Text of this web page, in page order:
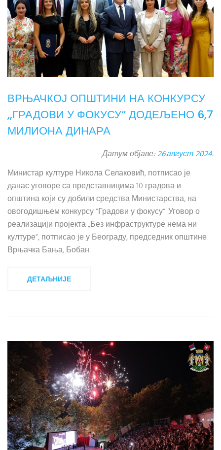
ВРЊАЧКОЈ ОПШТИНИ НА КОНКУРСУ
,,ГРАДОВИ У ФОКУСУ“ ДОДЕЉЕНО 6,7
МИЛИОНА ДИНАРА
Датум објаве:26.август 2024.
Министар културе Никола Селаковић, потписао је
данас уговоре са представницима 10 градова и
општина који су добили средства Министарства, на
овогодишњем конкурсу “Градови у фокусу“. Уговор о
реализацији пројекта „Без инфраструктуре нема ни
културе“, потписао је у Београду, председник општине
Врњачка Бања, Бобан...
ДЕТАЉНИЈЕ